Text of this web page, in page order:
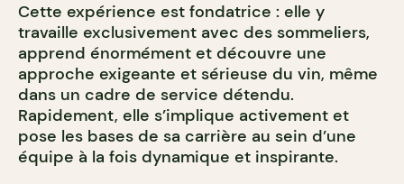
Cette expérience est fondatrice : elle y
travaille exclusivement avec des sommeliers,
apprend énormément et découvre une
approche exigeante et sérieuse du vin, même
dans un cadre de service détendu.
Rapidement, elle s’implique activement et
pose les bases de sa carrière au sein d’une
équipe à la fois dynamique et inspirante.